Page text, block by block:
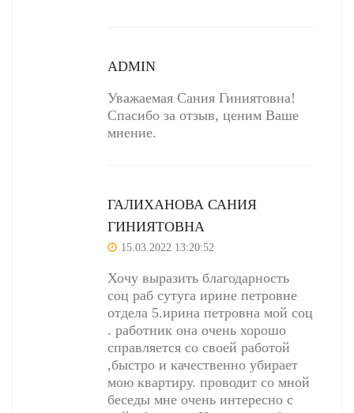
ADMIN
Уважаемая Сания Гиниятовна!
Спасибо за отзыв, ценим Ваше
мнение.
ГАЛИХАНОВА САНИЯ
ГИНИЯТОВНА
15.03.2022 13:20:52
Хочу выразить благодарность
соц раб сутуга ирине петровне
отдела 5.ирина петровна мой соц
. работник она очень хорошо
справляется со своей работой
,быстро и качественно убирает
мою квартиру. проводит со мной
беседы мне очень интересно с